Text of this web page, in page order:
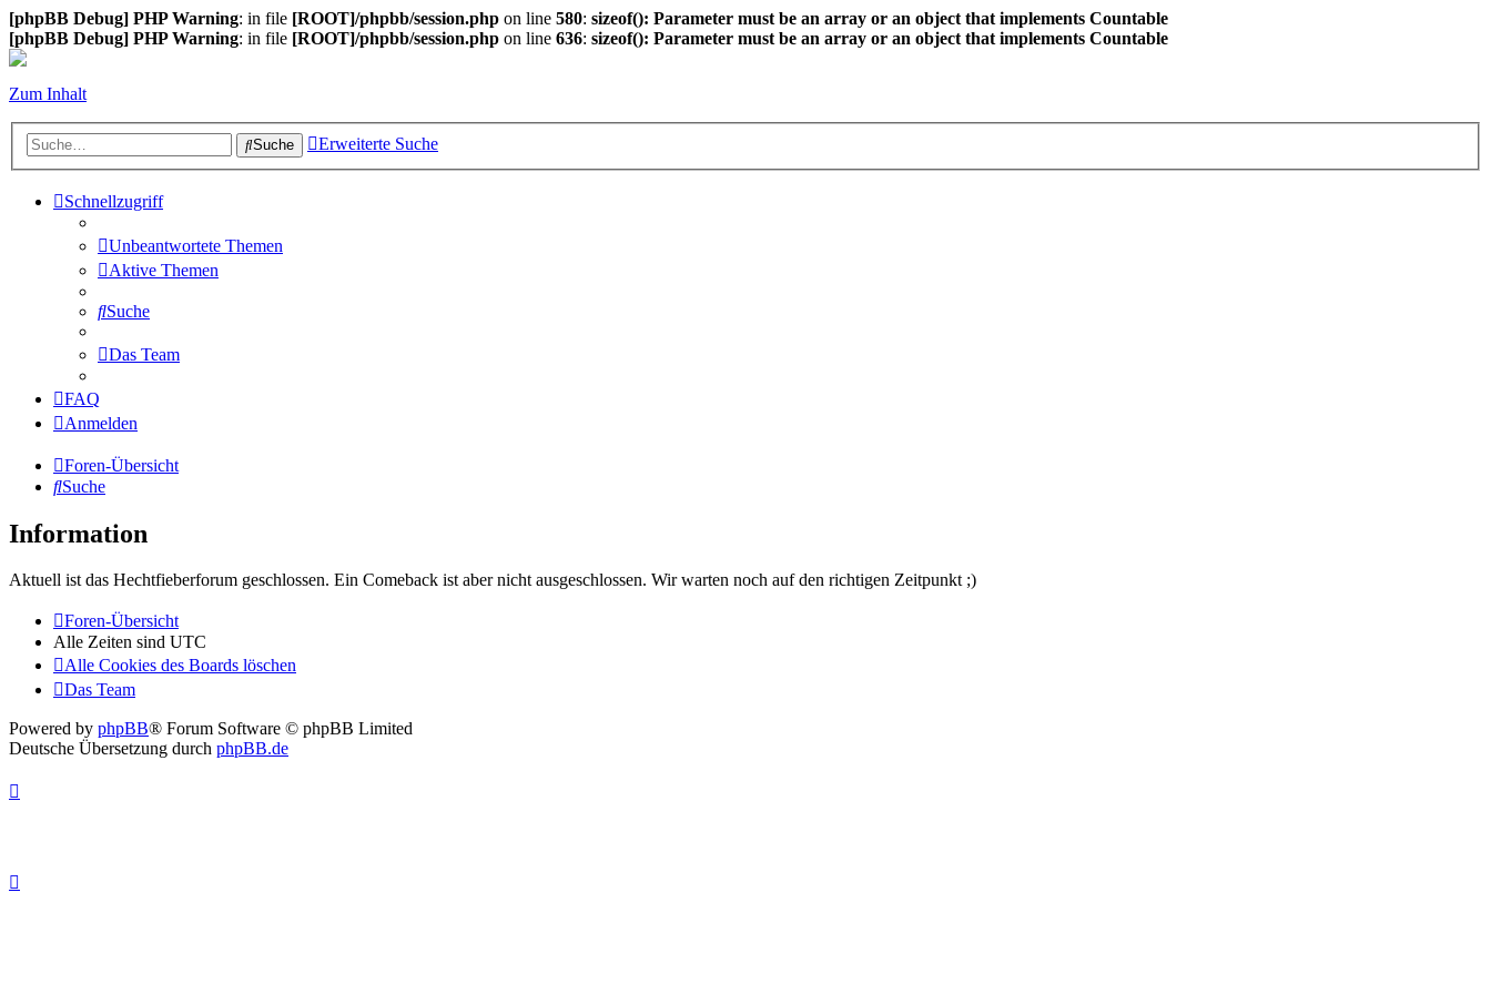
[phpBB Debug] PHP Warning: in file [ROOT]/phpbb/session.php on line 580: sizeof(): Parameter must be an array or an object that implements Countable
[phpBB Debug] PHP Warning: in file [ROOT]/phpbb/session.php on line 636: sizeof(): Parameter must be an array or an object that implements Countable
Zum Inhalt
Suche Erweiterte Suche
Schnellzugriff
Unbeantwortete Themen
Aktive Themen
Suche
Das Team
FAQ
Anmelden
Foren-Übersicht
Suche
Information
Aktuell ist das Hechtfieberforum geschlossen. Ein Comeback ist aber nicht ausgeschlossen. Wir warten noch auf den richtigen Zeitpunkt ;)
Foren-Übersicht
Alle Zeiten sind UTC
Alle Cookies des Boards löschen
Das Team
Powered by phpBB® Forum Software © phpBB Limited
Deutsche Übersetzung durch phpBB.de